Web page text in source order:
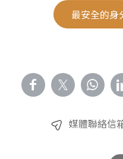
最安全的身
媒體聯絡信